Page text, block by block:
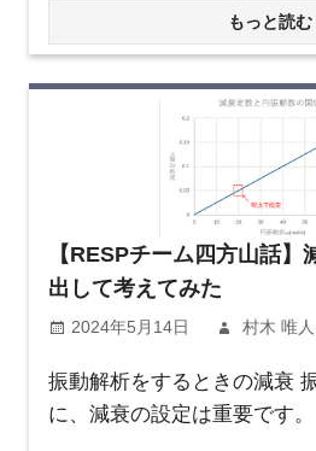
もっと読む
【RESPチーム四方山話】
出して考えてみた
2024年5月14日 村木 唯人
振動解析をするときの減衰
に、減衰の設定は重要です